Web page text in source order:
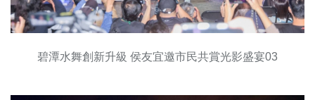
碧潭水舞創新升級 侯友宜邀市民共賞光影盛宴03